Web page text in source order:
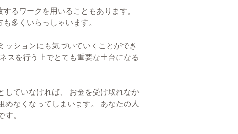
るワークを用いることもあります。
多くいらっしゃいます。
ッションにも気づいていくことができ
スを行う上でとても重要な土台になる
していなければ、 お金を受け取れなか
なくなってしまいます。 あなたの人
。